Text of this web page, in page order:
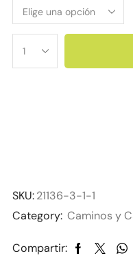
SKU:21136-3-1-1
Category: Caminos y
Compartir: